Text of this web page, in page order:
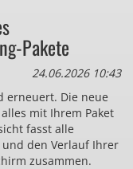
Pakete
24.06.2026 10:43
erneuert. Die neue
mit Ihrem Paket
fasst alle
den Verlauf Ihrer
zusammen.